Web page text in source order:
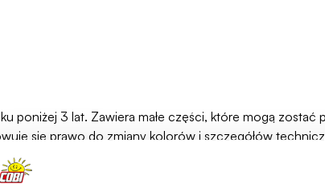
poniżej 3 lat. Zawiera małe części, które mogą zostać
się prawo do zmiany kolorów i szczegółów